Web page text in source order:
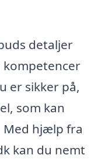
detaljer
er sikker på,
som kan
Med hjælp fra
kan du nemt